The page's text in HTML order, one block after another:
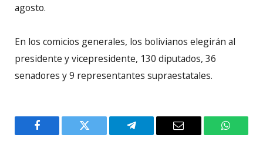
agosto.
En los comicios generales, los bolivianos elegirán al
presidente y vicepresidente, 130 diputados, 36
senadores y 9 representantes supraestatales.
Facebook Twitter Telegram Email